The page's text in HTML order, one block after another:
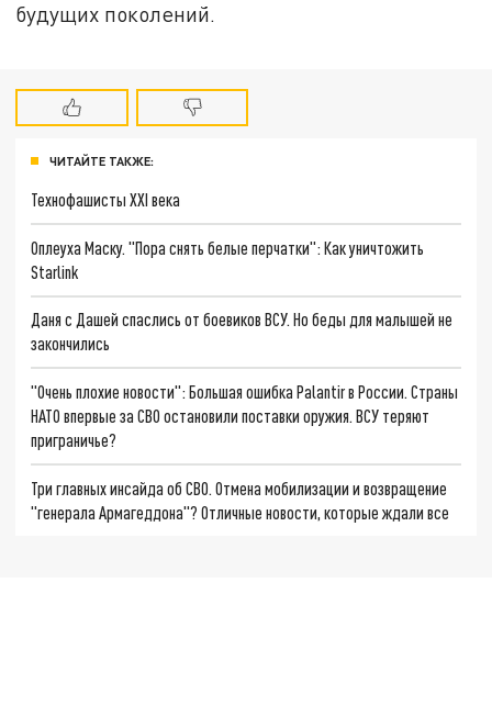
будущих поколений.
ЧИТАЙТЕ ТАКЖЕ:
Технофашисты XXI века
Оплеуха Маску. "Пора снять белые перчатки": Как уничтожить
Starlink
Даня с Дашей спаслись от боевиков ВСУ. Но беды для малышей не
закончились
"Очень плохие новости": Большая ошибка Palantir в России. Страны
НАТО впервые за СВО остановили поставки оружия. ВСУ теряют
приграничье?
Три главных инсайда об СВО. Отмена мобилизации и возвращение
"генерала Армагеддона"? Отличные новости, которые ждали все